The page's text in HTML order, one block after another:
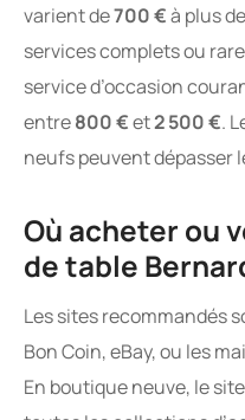
varient de700 €à plus de
services complets ou
service d’occasion
entre800 €et2 500 €.
neufs peuvent dépasser
Où acheter ou
de table
Les sites recommandés
Bon Coin, eBay, ou les
En boutique neuve, le